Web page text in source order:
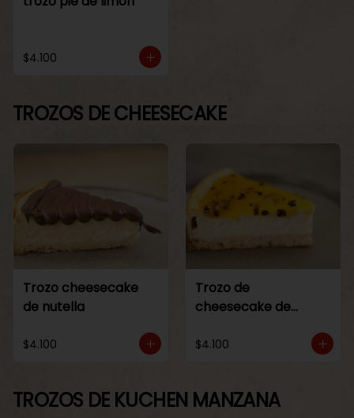
$4.100
TROZOS DE CHEESECAKE
Trozo cheesecake
de nutella
$4.100
Trozo de
cheesecake de
$4.100
TROZOS DE KUCHEN MANZANA